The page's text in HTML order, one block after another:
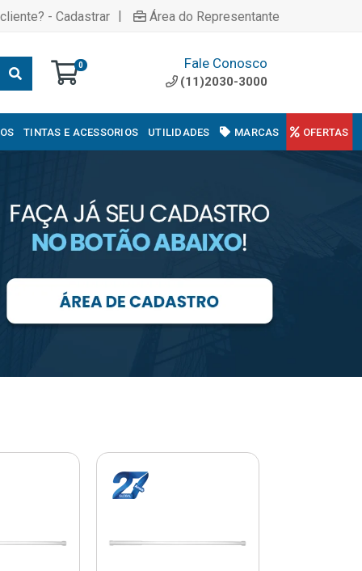
- Cadastrar | Área do Representante
0 Fale Conosco
(11)2030-3000
TINTAS E ACESSORIOS UTILIDADES MARCAS OFERTAS